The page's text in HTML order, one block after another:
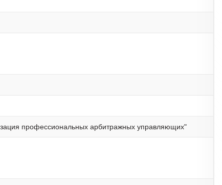
профессиональных арбитражных управляющих"